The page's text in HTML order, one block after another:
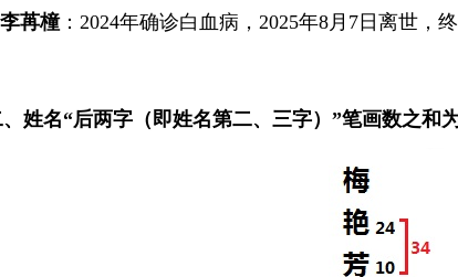
李苒橦：2024年确诊白血病，2025年8月7日离世，终
姓名“后两字（即姓名第二、三字）”笔画数之和